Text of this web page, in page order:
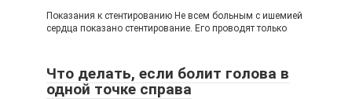
Показания к стентированию Не всем больным с ишемией
сердца показано стентирование. Его проводят только
Что делать, если болит голова в
одной точке справа